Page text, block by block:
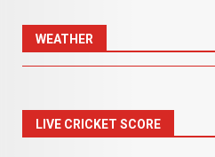
WEATHER
LIVE CRICKET SCORE